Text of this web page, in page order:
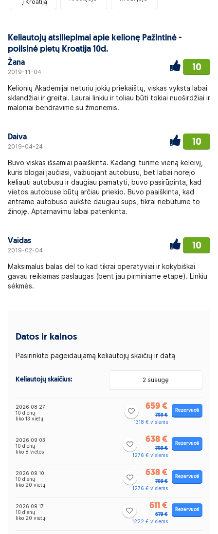
į Kroatiją
Keliautojų atsiliepimai apie kelionę Pažintinė -
poilsinė pietų Kroatija 10d.
Žana
2019-11-04 10
Kelionių Akademijai neturiu jokių priekaištų, viskas vyksta labai
sklandžiai ir greitai. Laurai linkiu ir toliau būti tokiai nuoširdžiai ir
maloniai bendravime su žmonėmis.
Daiva
2019-04-24 10
Buvo viskas išsamiai paaiškinta. Kadangi turime vieną keleivį,
kuris blogai jaučiasi, važiuojant autobusu, bet labai norėjo
keliauti autobusu ir daugiau pamatyti, buvo pasirūpinta, kad
vietos autobuse būtų arčiau priekio. Buvo paaiškinta, kad
antrame autobuso aukšte daugiau sups, tikrai nebūtume to
žinoję. Aptarnavimu labai patenkinta.
Vaidas
2019-02-04 10
Maksimalus balas dėl to kad tikrai operatyviai ir kokybiškai
gavau reikiamas paslaugas (bent jau pirminiame etape). Linkiu
sėkmės.
Datos ir kainos
Pasirinkite pageidaujamą keliautojų skaičių ir datą
Keliautojų skaičius: 2 suaugę
2026 08 27
10 dienų
liko 13 vietų
659 €
709 €
1318 € visiems
Rezervuoti
2026 09 03
10 dienų
liko 8 vietos
638 €
709 €
1276 € visiems
Rezervuoti
2026 09 10
10 dienų
liko 20 vietų
638 €
709 €
1276 € visiems
Rezervuoti
2026 09 17
10 dienų
liko 20 vietų
611 €
679 €
1222 € visiems
Rezervuoti